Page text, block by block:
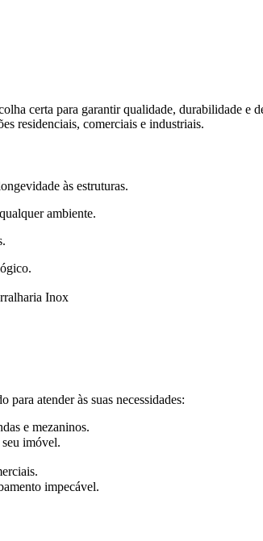
certa para garantir qualidade, durabilidade e
residenciais, comerciais e industriais.
às estruturas.
ambiente.
atender às suas necessidades:
e mezaninos.
imóvel.
impecável.